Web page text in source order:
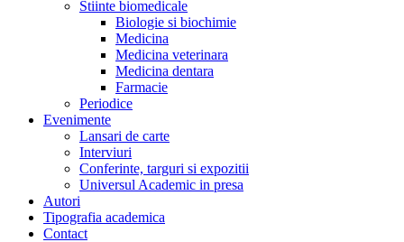
Stiinte biomedicale
Biologie si biochimie
Medicina
Medicina veterinara
Medicina dentara
Farmacie
Periodice
Evenimente
Lansari de carte
Interviuri
Conferinte, targuri si expozitii
Universul Academic in presa
Autori
Tipografia academica
Contact